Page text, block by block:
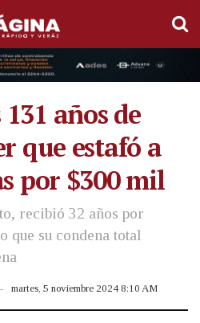
años de
que estafó a
por $300 mil
recibió 32 años por
que su condena total
martes, 5 noviembre 2024 8:10 AM